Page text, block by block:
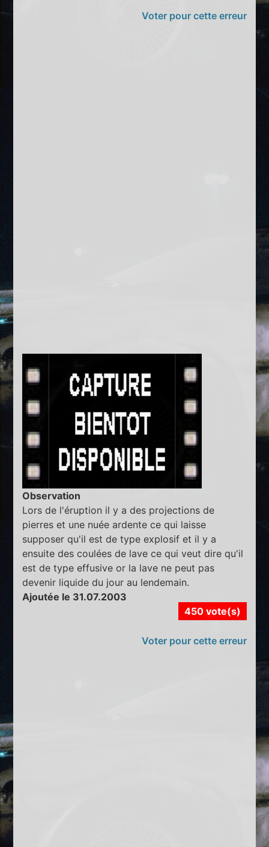
Voter pour cette erreur
Observation
Lors de l'éruption il y a des projections de
pierres et une nuée ardente ce qui laisse
supposer qu'il est de type explosif et il y a
ensuite des coulées de lave ce qui veut dire qu'il
est de type effusive or la lave ne peut pas
devenir liquide du jour au lendemain.
Ajoutée le 31.07.2003
450 vote(s)
Voter pour cette erreur